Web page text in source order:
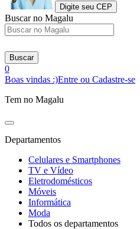
Digite seu CEP
Buscar no Magalu
Buscar
0
Boas vindas :)Entre ou Cadastre-se
Tem no Magalu
Departamentos
Celulares e Smartphones
TV e Vídeo
Eletrodomésticos
Móveis
Informática
Moda
Todos os departamentos